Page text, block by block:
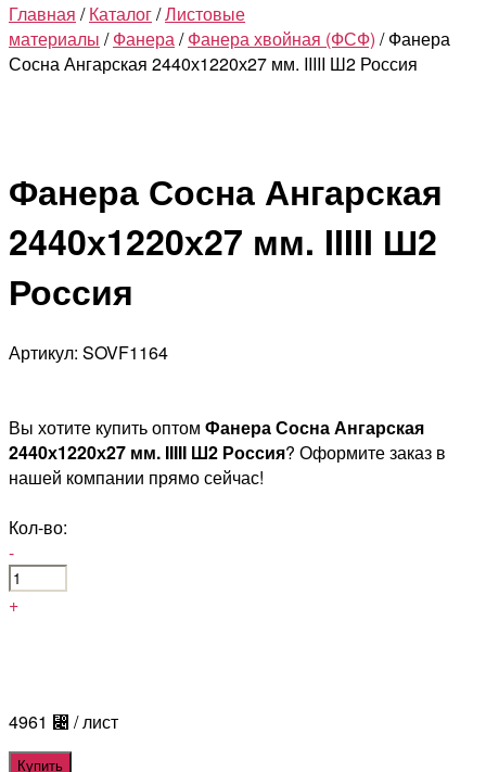
Главная /Каталог/Листовые
материалы /Фанера/Фанера хвойная (ФСФ) / Фанера
Сосна Ангарская 2440х1220х27 мм. IIIII Ш2 Россия
Фанера Сосна Ангарская
2440х1220х27 мм. IIIII Ш2
Россия
Артикул: SOVF1164
Вы хотите купить оптом Фанера Сосна Ангарская
2440х1220х27 мм. IIIII Ш2 Россия? Оформите заказ в
нашей компании прямо сейчас!
Кол-во:
-
+
4961 ⃄ / лист
Купить